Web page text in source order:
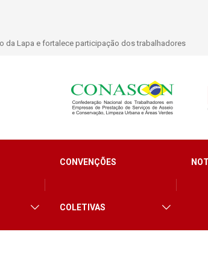
da Lapa e fortalece participação dos trabalhadores
CONVENÇÕES
COLETIVAS